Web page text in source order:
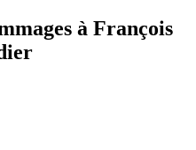
à François